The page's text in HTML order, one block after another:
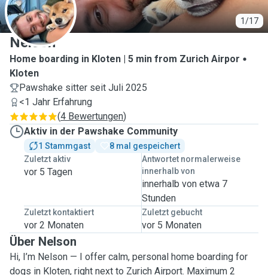
1/17
N
Nelson
Home boarding in Kloten | 5 min from Zurich Airpor
Kloten
Pawshake sitter seit Juli 2025
<1 Jahr Erfahrung
(4 Bewertungen)
Aktiv in der Pawshake Community
1 Stammgast
8 mal gespeichert
Zuletzt aktiv
vor 5 Tagen
Antwortet normalerweise
innerhalb von
innerhalb von etwa 7
Stunden
Zuletzt kontaktiert
vor 2 Monaten
Zuletzt gebucht
vor 5 Monaten
Über Nelson
Hi, I’m Nelson — I offer calm, personal home boarding for
dogs in Kloten, right next to Zurich Airport. Maximum 2